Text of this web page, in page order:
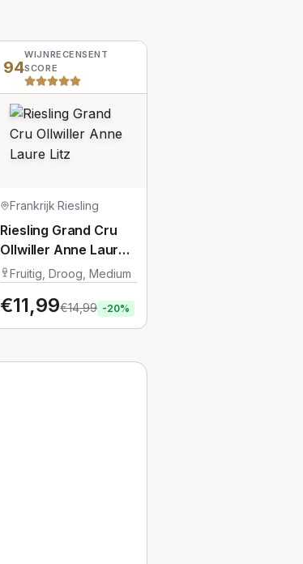
94
WIJNRECENSENT
SCORE
Frankrijk·Riesling
Riesling Grand Cru
Ollwiller Anne Laure
Litz
Fruitig, Droog, Medium
€11,99€14,99 -20%